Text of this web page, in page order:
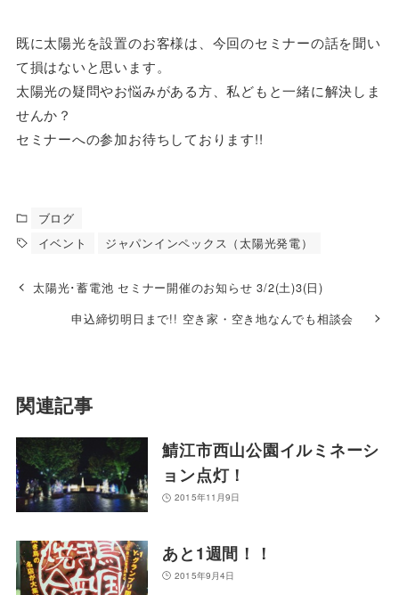
既に太陽光を設置のお客様は、今回のセミナーの話を聞い
て損はないと思います。
太陽光の疑問やお悩みがある方、私どもと一緒に解決しま
せんか？
セミナーへの参加お待ちしております!!
ブログ
イベント
ジャパンインペックス（太陽光発電）
太陽光･蓄電池 セミナー開催のお知らせ 3/2(土)3(日)
申込締切明日まで!! 空き家・空き地なんでも相談会
関連記事
鯖江市西山公園イルミネーシ
ョン点灯！
2015年11月9日
あと1週間！！
2015年9月4日